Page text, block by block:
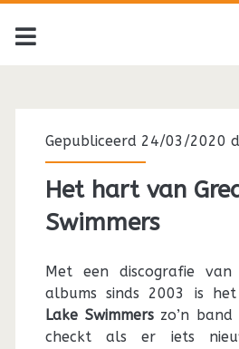
<span>Tony
Dekker</
Gepubliceerd 24/03/2020
Het hart van
Swimmers
Met een discografie van
albums sinds 2003 is
Lake Swimmerszo’n band
checkt als er iets